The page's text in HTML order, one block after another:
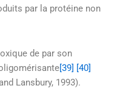
par la protéine non
de par son
[39] [40]
Lansbury, 1993).